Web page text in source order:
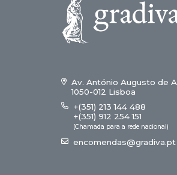
Av. António Augusto de
1050-012 Lisboa
+(351) 213 144 488
+(351) 912 254 151
(Chamada para a rede nacional)
encomendas@gradiva.pt